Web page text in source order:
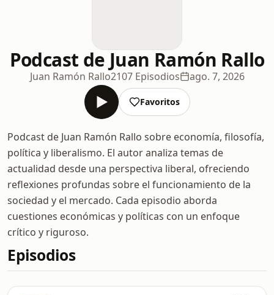
Podcast de Juan Ramón Rallo
Juan Ramón Rallo2107 Episodios ago. 7, 2026
Favoritos
Podcast de Juan Ramón Rallo sobre economía, filosofía,
política y liberalismo. El autor analiza temas de
actualidad desde una perspectiva liberal, ofreciendo
reflexiones profundas sobre el funcionamiento de la
sociedad y el mercado. Cada episodio aborda
cuestiones económicas y políticas con un enfoque
crítico y riguroso.
Episodios